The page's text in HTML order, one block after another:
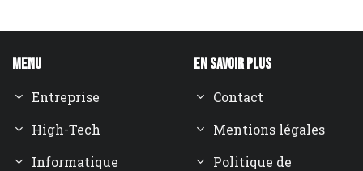
Menu
Entreprise
High-Tech
Informatique
En savoir plus
Contact
Mentions légales
Politique de